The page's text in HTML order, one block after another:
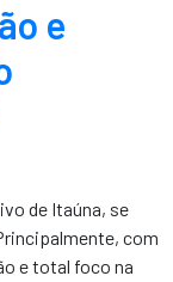
e
de Itaúna, se
com
e total foco na